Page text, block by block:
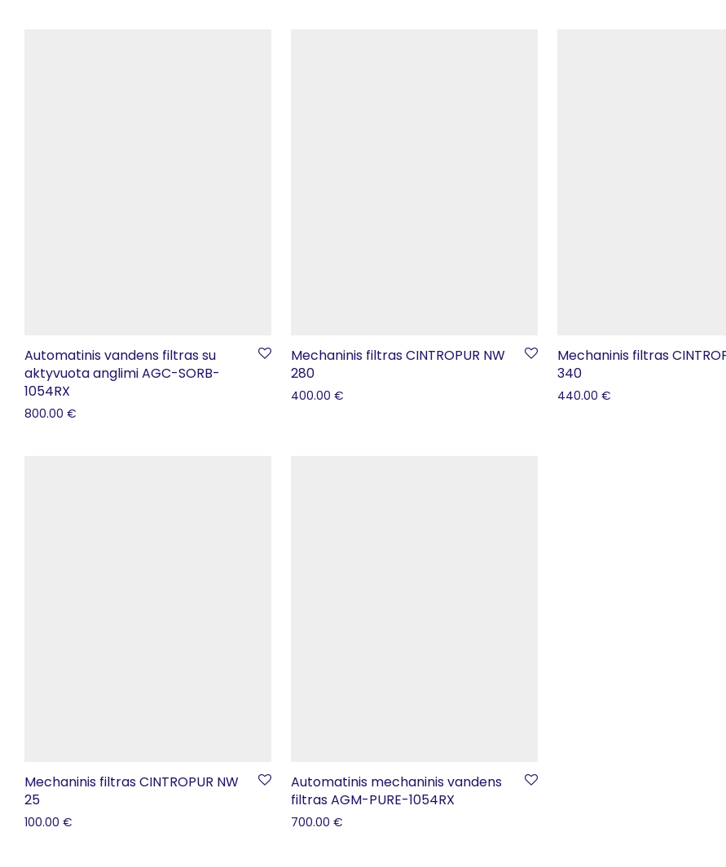
Automatinis vandens filtras su
aktyvuota anglimi AGC-SORB-
1054RX
800.00 €
Mechaninis filtras CINTROPUR NW
280
400.00 €
Mechaninis filtras
340
440.00 €
Mechaninis filtras CINTROPUR NW
25
100.00 €
Automatinis mechaninis vandens
filtras AGM-PURE-1054RX
700.00 €